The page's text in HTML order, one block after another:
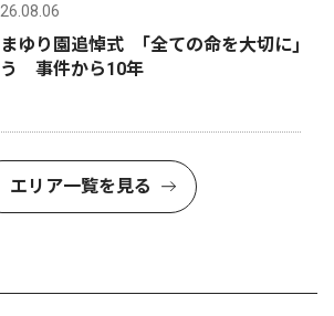
ゆり園追悼式 ｢全ての命を大切に｣
事件から10年
エリア一覧を見る